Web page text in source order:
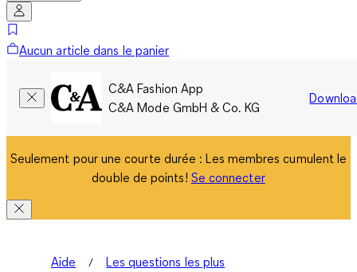
Aucun article dans le panier
C&A Fashion App
C&A Mode GmbH & Co. KG
Seulement pour une courte durée : Les membres cumulent le
double de points! Se connecter
Aide
Les questions les plus